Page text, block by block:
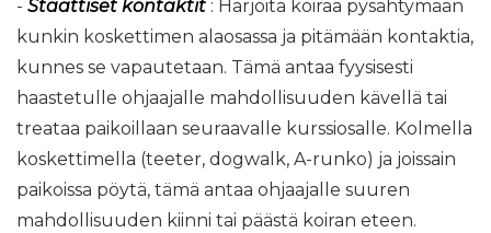
- Staattiset kontaktit : Harjoita koiraa pysähtymään
kunkin koskettimen alaosassa ja pitämään kontaktia,
kunnes se vapautetaan. Tämä antaa fyysisesti
haastetulle ohjaajalle mahdollisuuden kävellä tai
treataa paikoillaan seuraavalle kurssiosalle. Kolmella
koskettimella (teeter, dogwalk, A-runko) ja joissain
paikoissa pöytä, tämä antaa ohjaajalle suuren
mahdollisuuden kiinni tai päästä koiran eteen.